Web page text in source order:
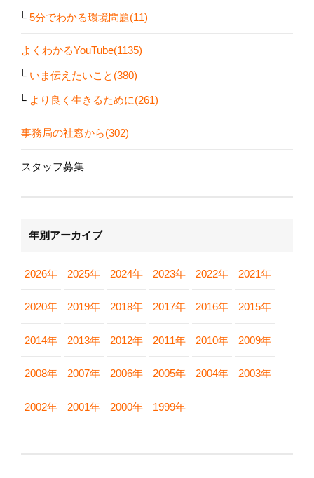
5分でわかる環境問題(11)
よくわかるYouTube(1135)
いま伝えたいこと(380)
より良く生きるために(261)
事務局の社窓から(302)
スタッフ募集
年別アーカイブ
2026年 2025年 2024年 2023年 2022年 2021年
2020年 2019年 2018年 2017年 2016年 2015年
2014年 2013年 2012年 2011年 2010年 2009年
2008年 2007年 2006年 2005年 2004年 2003年
2002年 2001年 2000年 1999年